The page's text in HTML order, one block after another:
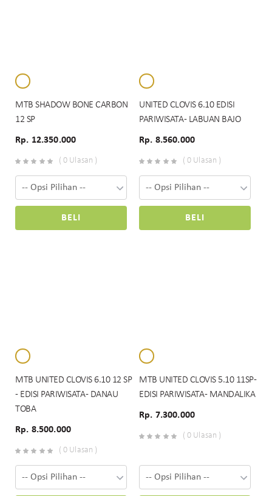
MTB SHADOW BONE CARBON
12 SP
Rp. 12.350.000
( 0 Ulasan )
BELI
UNITED CLOVIS 6.10 EDISI
PARIWISATA - LABUAN BAJO
Rp. 8.560.000
( 0 Ulasan )
BELI
MTB UNITED CLOVIS 6.10 12 SP
- EDISI PARIWISATA - DANAU
TOBA
Rp. 8.500.000
( 0 Ulasan )
MTB UNITED CLOVIS 5.10 11SP -
EDISI PARIWISATA - MANDALIKA
Rp. 7.300.000
( 0 Ulasan )